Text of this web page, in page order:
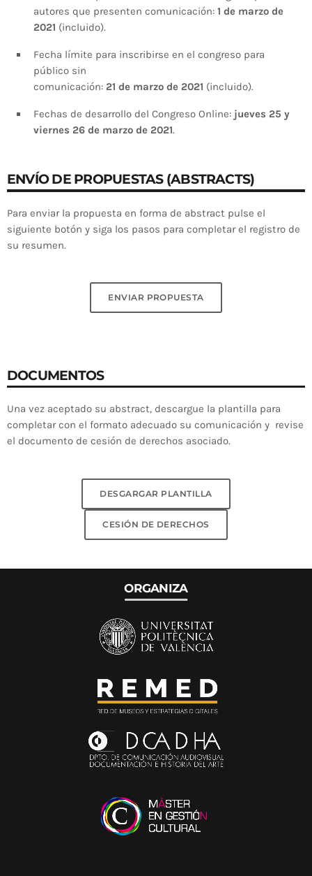
autores que presenten comunicación: 1 de marzo de
2021 (incluido).
Fecha límite para inscribirse en el congreso para
público sin
comunicación: 21 de marzo de 2021 (incluido).
Fechas de desarrollo del Congreso Online: jueves 25 y
viernes 26 de marzo de 2021.
ENVÍO DE PROPUESTAS (ABSTRACTS)
Para enviar la propuesta en forma de abstract pulse el
siguiente botón y siga los pasos para completar el registro de
su resumen.
ENVIAR PROPUESTA
DOCUMENTOS
Una vez aceptado su abstract, descargue la plantilla para
completar con el formato adecuado su comunicación y revise
el documento de cesión de derechos asociado.
DESGARGAR PLANTILLA
CESIÓN DE DERECHOS
ORGANIZA